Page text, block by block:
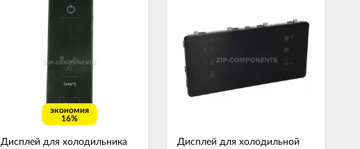
экономия
16%
Дисплей для холодильника
Дисплей для холодильной